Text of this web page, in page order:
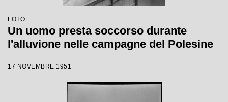
FOTO
Un uomo presta soccorso durante
l'alluvione nelle campagne del Polesine
17 NOVEMBRE 1951